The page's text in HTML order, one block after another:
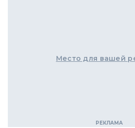
Место для вашей